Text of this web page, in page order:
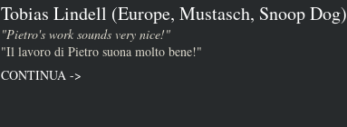
Tobias Lindell (Europe, Mustasch, Snoop Dog)
"Pietro's work sounds very nice!"
"Il lavoro di Pietro suona molto bene!"
CONTINUA ->